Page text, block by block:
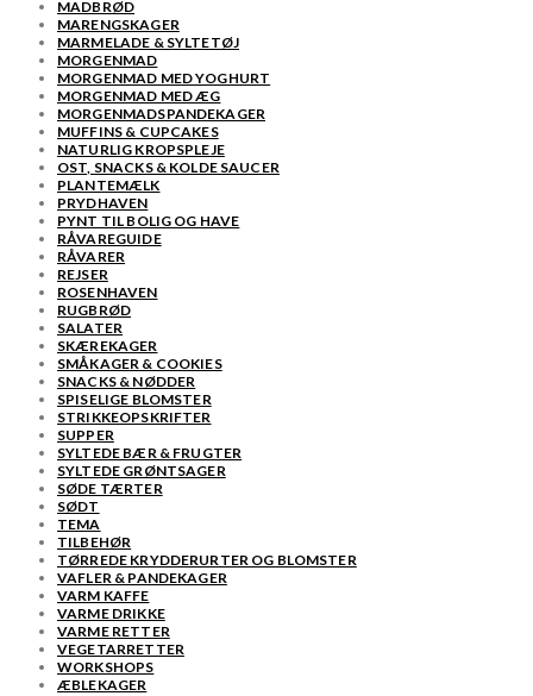
MADBRØD
MARENGSKAGER
MARMELADE & SYLTETØJ
MORGENMAD
MORGENMAD MED YOGHURT
MORGENMAD MED ÆG
MORGENMADSPANDEKAGER
MUFFINS & CUPCAKES
NATURLIG KROPSPLEJE
OST, SNACKS & KOLDE SAUCER
PLANTEMÆLK
PRYDHAVEN
PYNT TIL BOLIG OG HAVE
RÅVAREGUIDE
RÅVARER
REJSER
ROSENHAVEN
RUGBRØD
SALATER
SKÆREKAGER
SMÅKAGER & COOKIES
SNACKS & NØDDER
SPISELIGE BLOMSTER
STRIKKEOPSKRIFTER
SUPPER
SYLTEDE BÆR & FRUGTER
SYLTEDE GRØNTSAGER
SØDE TÆRTER
SØDT
TEMA
TILBEHØR
TØRREDE KRYDDERURTER OG BLOMSTER
VAFLER & PANDEKAGER
VARM KAFFE
VARME DRIKKE
VARME RETTER
VEGETARRETTER
WORKSHOPS
ÆBLEKAGER